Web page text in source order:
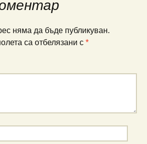
няма да бъде публикуван.
са отбелязани с *